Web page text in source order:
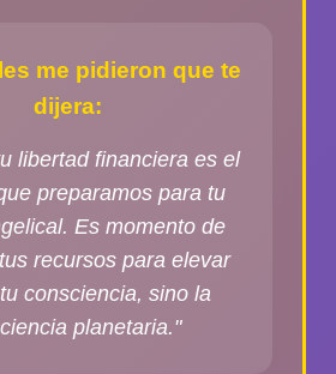
me pidieron que te
dijera:
libertad financiera es el
preparamos para tu
Es momento de
recursos para elevar
consciencia, sino la
planetaria."